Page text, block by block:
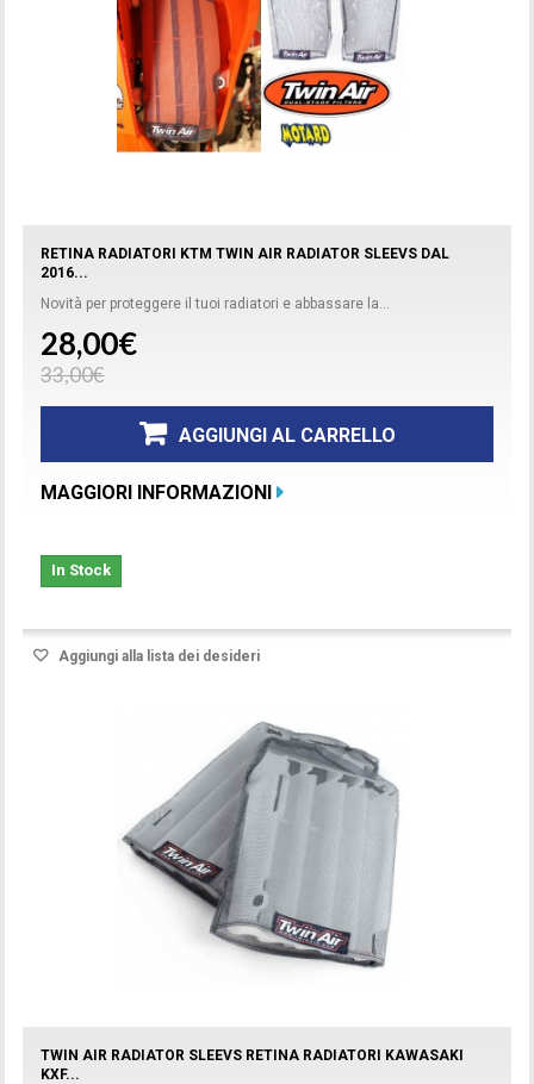
RETINA RADIATORI KTM TWIN AIR RADIATOR SLEEVS DAL
2016...
Novità per proteggere il tuoi radiatori e abbassare la...
28,00€
33,00€
AGGIUNGI AL CARRELLO
MAGGIORI INFORMAZIONI
In Stock
Aggiungi alla lista dei desideri
TWIN AIR RADIATOR SLEEVS RETINA RADIATORI KAWASAKI
KXF...